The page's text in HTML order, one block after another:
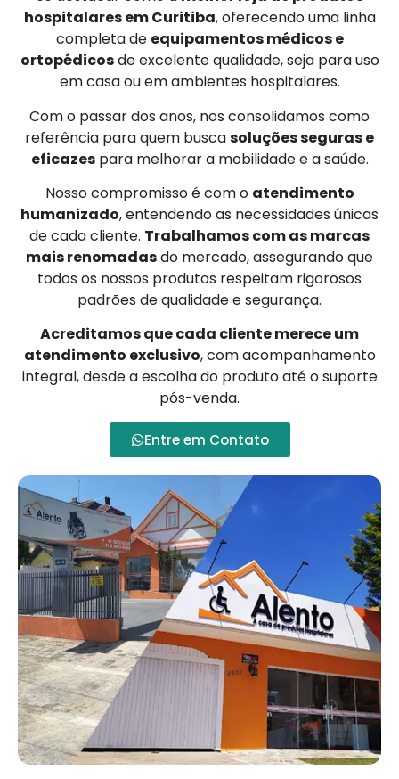
hospitalares em Curitiba, oferecendo uma linha
completa de equipamentos médicos e
ortopédicosde excelente qualidade, seja para uso
em casa ou em ambientes hospitalares.
Com o passar dos anos, nos consolidamos como
referência para quem buscasoluções seguras e
eficazespara melhorar a mobilidade e a saúde.
Nosso compromisso é com o atendimento
humanizado, entendendo as necessidades únicas
de cada cliente. Trabalhamos com as marcas
mais renomadasdo mercado, assegurando que
todos os nossos produtos respeitam rigorosos
padrões de qualidade e segurança.
Acreditamos que cada cliente merece um
atendimento exclusivo, com acompanhamento
integral, desde a escolha do produto até o suporte
pós-venda.
Entre em Contato